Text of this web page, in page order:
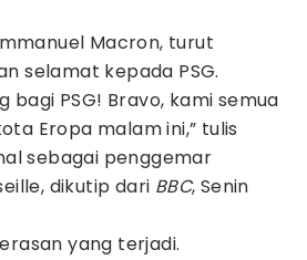
Macron, turut
selamat kepada PSG.
bagi PSG! Bravo, kami semua
Eropa malam ini,” tulis
sebagai penggemar
dikutip dari BBC, Senin
yang terjadi.